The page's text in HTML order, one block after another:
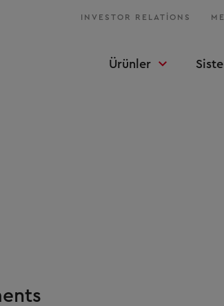
INVESTOR RELATIONS
Ürünler